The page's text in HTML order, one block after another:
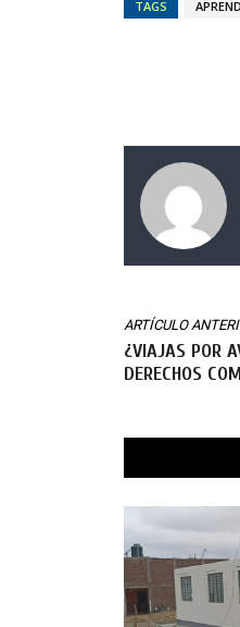
TAGS
ARTÍCULO
¿VIAJAS POR
DERECHOS